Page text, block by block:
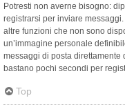
Potresti non averne bisogno:
registrarsi per inviare
altre funzioni che non sono
un’immagine personale
messaggi di posta direttamente
bastano pochi secondi per
Top